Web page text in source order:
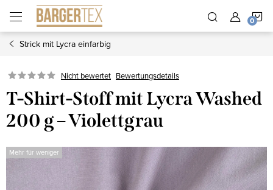
Inhalt
springen
Strick mit Lycra einfarbig
Nicht bewertet Bewertungsdetails
T-Shirt-Stoff mit Lycra Washed
200 g – Violettgrau
Mehr für weniger